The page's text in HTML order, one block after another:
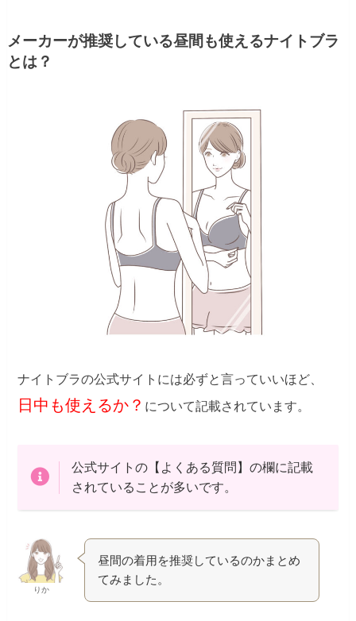
メーカーが推奨している昼間も使えるナイトブラ
とは？
ナイトブラの公式サイトには必ずと言っていいほど、
日中も使えるか？ について記載されています。
公式サイトの【よくある質問】の欄に記載
されていることが多いです。
りか
昼間の着用を推奨しているのかまとめ
てみました。